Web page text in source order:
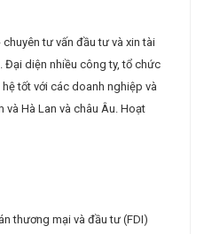
tư vấn đầu tư và xin tài
Đại diện nhiều công ty, tổ chức
tốt với các doanh nghiệp và
và Hà Lan và châu Âu. Hoạt
thương mại và đầu tư (FDI)